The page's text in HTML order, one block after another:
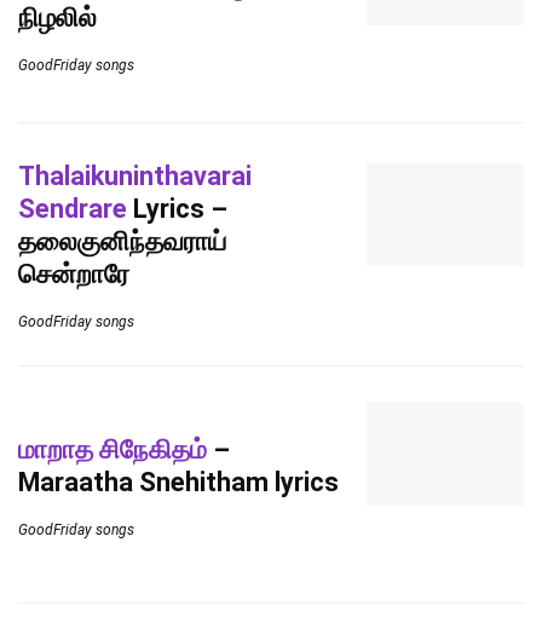
நிழலில்
GoodFriday songs
Thalaikuninthavarai
Sendrare Lyrics –
தலைகுனிந்தவராய்
சென்றாரே
GoodFriday songs
மாறாத சிநேகிதம் –
Maraatha Snehitham lyrics
GoodFriday songs